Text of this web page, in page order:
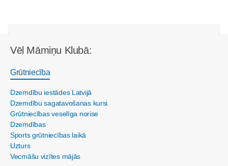
Vēl Māmiņu Klubā:
Grūtniecība
Dzemdību iestādes Latvijā
Dzemdību sagatavošanas kursi
Grūtniecības veselīga norise
Dzemdības
Sports grūtniecības laikā
Uzturs
Vecmāšu vizītes mājās